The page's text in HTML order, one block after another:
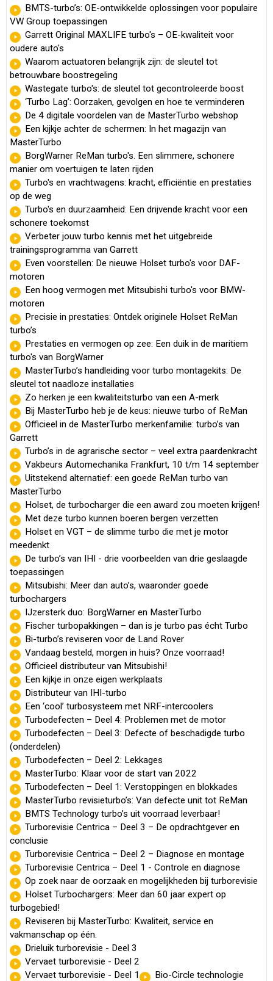
BMTS-turbo’s: OE-ontwikkelde oplossingen voor populaire
VW Group toepassingen
Garrett Original MAXLIFE turbo's – OE-kwaliteit voor
oudere auto's
Waarom actuatoren belangrijk zijn: de sleutel tot
betrouwbare boostregeling
Wastegate turbo's: de sleutel tot gecontroleerde boost
‘Turbo Lag’: Oorzaken, gevolgen en hoe te verminderen
De 4 digitale voordelen van de MasterTurbo webshop
Een kijkje achter de schermen: In het magazijn van
MasterTurbo
BorgWarner ReMan turbo's. Een slimmere, schonere
manier om voertuigen te laten rijden
Turbo's en vrachtwagens: kracht, efficiëntie en prestaties
op de weg
Turbo's en duurzaamheid: Een drijvende kracht voor een
schonere toekomst
Verbeter jouw turbo kennis met het uitgebreide
trainingsprogramma van Garrett
Even voorstellen: De nieuwe Holset turbo's voor DAF-
motoren
Een hoog vermogen met Mitsubishi turbo's voor BMW-
motoren
Precisie in prestaties: Ontdek originele Holset ReMan
turbo’s
Prestaties en vermogen op zee: Een duik in de maritiem
turbo's van BorgWarner
MasterTurbo’s handleiding voor turbo montagekits: De
sleutel tot naadloze installaties
Zo herken je een kwaliteitsturbo van een A-merk
Bij MasterTurbo heb je de keus: nieuwe turbo of ReMan
Officieel in de MasterTurbo merkenfamilie: turbo’s van
Garrett
Turbo’s in de agrarische sector – veel extra paardenkracht
Vakbeurs Automechanika Frankfurt, 10 t/m 14 september
Uitstekend alternatief: een goede ReMan turbo van
MasterTurbo
Holset, de turbocharger die een award zou moeten krijgen!
Met deze turbo kunnen boeren bergen verzetten
Holset en VGT – de slimme turbo die met je motor
meedenkt
De turbo’s van IHI - drie voorbeelden van drie geslaagde
toepassingen
Mitsubishi: Meer dan auto’s, waaronder goede
turbochargers
IJzersterk duo: BorgWarner en MasterTurbo
Fischer turbopakkingen – dan is je turbo pas écht Turbo
Bi-turbo’s reviseren voor de Land Rover
Vandaag besteld, morgen in huis? Onze voorraad!
Officieel distributeur van Mitsubishi!
Een kijkje in onze eigen werkplaats
Distributeur van IHI-turbo
Een ‘cool’ turbosysteem met NRF-intercoolers
Turbodefecten – Deel 4: Problemen met de motor
Turbodefecten – Deel 3: Defecte of beschadigde turbo
(onderdelen)
Turbodefecten – Deel 2: Lekkages
MasterTurbo: Klaar voor de start van 2022
Turbodefecten – Deel 1: Verstoppingen en blokkades
MasterTurbo revisieturbo’s: Van defecte unit tot ReMan
BMTS Technology turbo’s uit voorraad leverbaar!
Turborevisie Centrica – Deel 3 – De opdrachtgever en
conclusie
Turborevisie Centrica – Deel 2 – Diagnose en montage
Turborevisie Centrica – Deel 1 - Controle en diagnose
Op zoek naar de oorzaak en mogelijkheden bij turborevisie
Holset Turbochargers: Meer dan 60 jaar expert op
turbogebied!
Reviseren bij MasterTurbo: Kwaliteit, service en
vakmanschap op één.
Drieluik turborevisie - Deel 3
Vervaet turborevisie - Deel 2
Vervaet turborevisie - Deel 1
Bio-Circle technologie